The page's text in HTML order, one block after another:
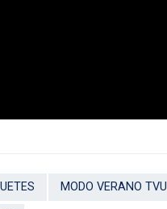
MODO VERANO TVU